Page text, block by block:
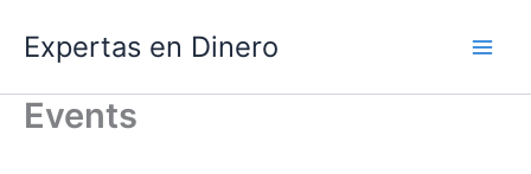
contenido
Expertas en Dinero
Events